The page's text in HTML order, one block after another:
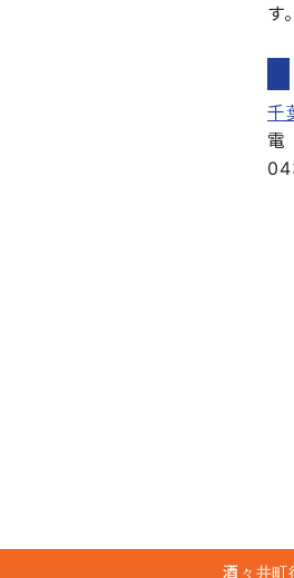
す
千
酒々井町